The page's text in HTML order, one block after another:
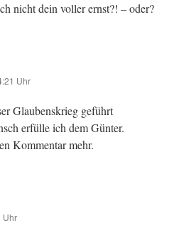
nicht dein voller ernst?! – oder?
Uhr
Glaubenskrieg geführt
erfülle ich dem Günter.
Kommentar mehr.
Uhr